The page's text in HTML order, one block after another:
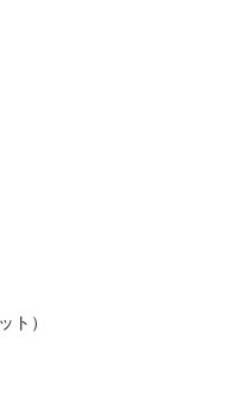
ト）